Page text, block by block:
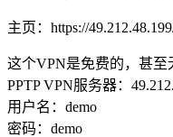
主页：https://
这个VPN是免费的，甚至
PPTP VPN服务器：
用户名：demo
密码：demo